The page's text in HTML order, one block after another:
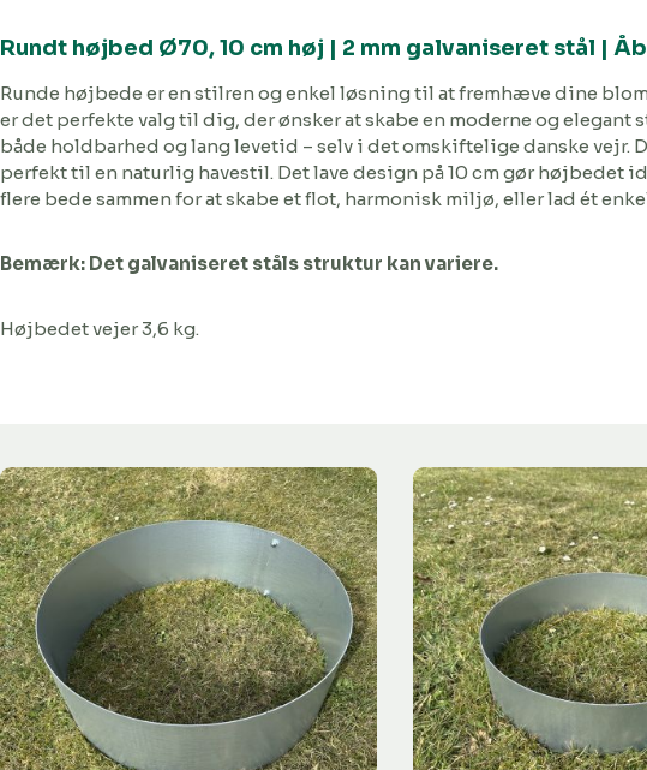
Rundt højbed Ø70, 10 cm høj | 2 mm galvaniseret stål |
Runde højbede er en stilren og enkel løsning til at fremhæve dine
er det perfekte valg til dig, der ønsker at skabe en moderne og
både holdbarhed og lang levetid – selv i det omskiftelige danske vejr.
perfekt til en naturlig havestil. Det lave design på 10 cm gør højbedet
flere bede sammen for at skabe et flot, harmonisk miljø, eller lad ét
Bemærk: Det galvaniseret ståls struktur kan variere.
Højbedet vejer 3,6 kg.